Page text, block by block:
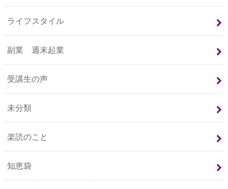
ライフスタイル
副業 週末起業
受講生の声
未分類
楽読のこと
知恵袋